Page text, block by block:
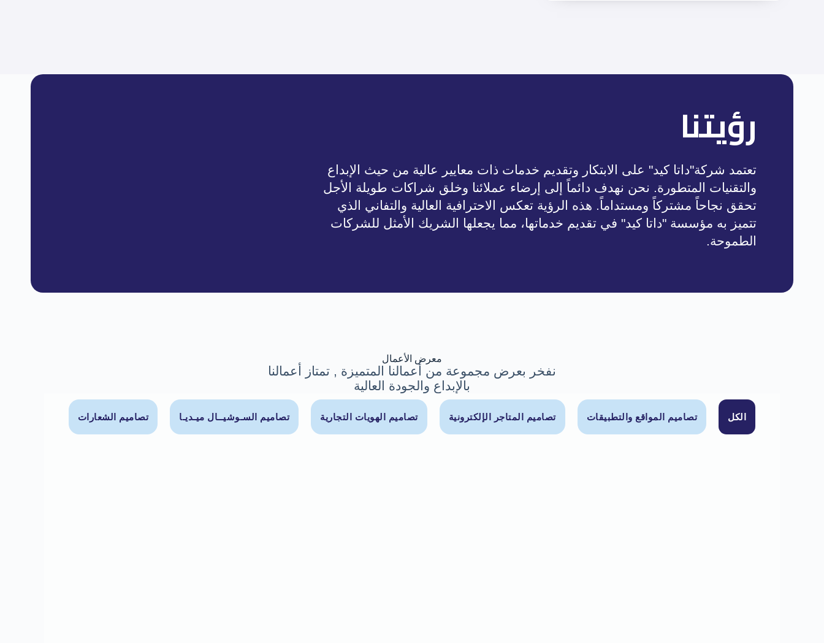
رؤيتنا
تعتمد شركة"داتا كيد" على الابتكار وتقديم خدمات ذات معايير عالية من حيث الإبداع
والتقنيات المتطورة. نحن نهدف دائماً إلى إرضاء عملائنا وخلق شراكات طويلة الأجل
تحقق نجاحاً مشتركاً ومستداماً. هذه الرؤية تعكس الاحترافية العالية والتفاني الذي
تتميز به مؤسسة "داتا كيد" في تقديم خدماتها، مما يجعلها الشريك الأمثل للشركات
الطموحة.
معرض الأعمال
نفخر بعرض مجموعة من أعمالنا المتميزة , تمتاز أعمالنا
بالإبداع والجودة العالية
الكل تصاميم المواقع والتطبيقات تصاميم المتاجر الإلكترونية تصاميم الهويات التجارية تصاميم السـوشيــال ميـديـا تصاميم الشعارات